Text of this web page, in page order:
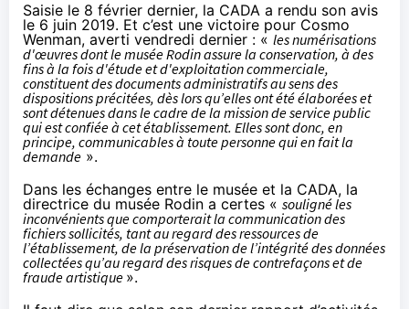
Saisie le 8 février dernier, la CADA a rendu son avis
le 6 juin 2019. Et c’est une victoire pour Cosmo
Wenman, averti vendredi dernier : « les numérisations
d'œuvres dont le musée Rodin assure la conservation, à des
fins à la fois d'étude et d'exploitation commerciale,
constituent des documents administratifs au sens des
dispositions précitées, dès lors qu’elles ont été élaborées et
sont détenues dans le cadre de la mission de service public
qui est confiée à cet établissement. Elles sont donc, en
principe, communicables à toute personne qui en fait la
demande ».
Dans les échanges entre le musée et la CADA, la
directrice du musée Rodin a certes « souligné les
inconvénients que comporterait la communication des
fichiers sollicités, tant au regard des ressources de
l’établissement, de la préservation de l’intégrité des données
collectées qu’au regard des risques de contrefaçons et de
fraude artistique ».